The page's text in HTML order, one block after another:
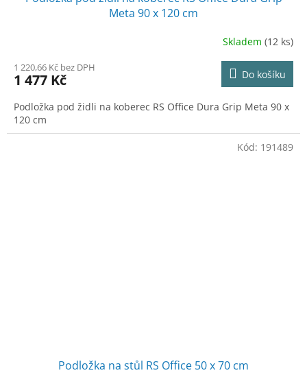
Meta 90 x 120 cm
Skladem (12 ks)
1 220,66 Kč bez DPH
1 477 Kč Do košíku
Podložka pod židli na koberec RS Office Dura Grip Meta 90 x
120 cm
Podložka na stůl RS Office 50 x 70 cm
Kód: 191489